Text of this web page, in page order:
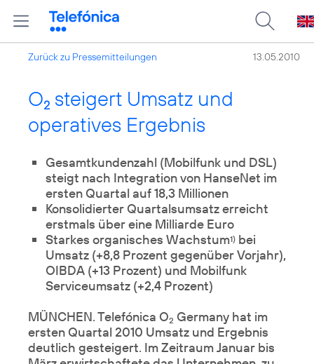
Zurück zu Pressemitteilungen 13.05.2010
O2 steigert Umsatz und
operatives Ergebnis
Gesamtkundenzahl (Mobilfunk und DSL)
steigt nach Integration von HanseNet im
ersten Quartal auf 18,3 Millionen
Konsolidierter Quartalsumsatz erreicht
erstmals über eine Milliarde Euro
Starkes organisches Wachstum1) bei
Umsatz (+8,8 Prozent gegenüber Vorjahr),
OIBDA (+13 Prozent) und Mobilfunk
Serviceumsatz (+2,4 Prozent)
MÜNCHEN. Telefónica O2 Germany hat im
ersten Quartal 2010 Umsatz und Ergebnis
deutlich gesteigert. Im Zeitraum Januar bis